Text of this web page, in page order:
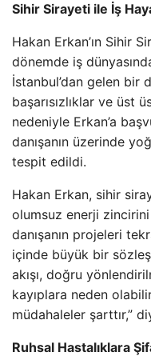
Sihir Sirayeti ile İş
Hakan Erkan’ın Sihir
dönemde iş
İstanbul’dan gelen bir
başarısızlıklar ve üst
nedeniyle Erkan’a
danışanın üzerinde
tespit edildi.
Hakan Erkan, sihir
olumsuz enerji zincirini
danışanın projeleri
içinde büyük bir
akışı, doğru
kayıplara neden
müdahaleler şarttır,”
Ruhsal Hastalıklara